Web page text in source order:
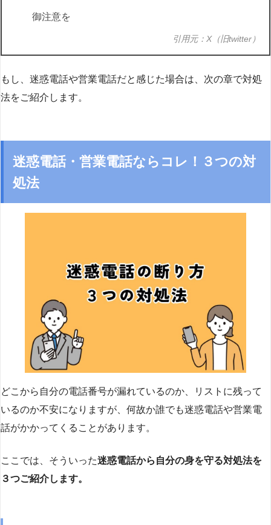
御注意を
引用元：X（旧twitter）
もし、迷惑電話や営業電話だと感じた場合は、次の章で対処
法をご紹介します。
迷惑電話・営業電話ならコレ！３つの対
処法
どこから自分の電話番号が漏れているのか、リストに残って
いるのか不安になりますが、何故か誰でも迷惑電話や営業電
話がかかってくることがあります。
ここでは、そういった迷惑電話から自分の身を守る対処法を
３つご紹介します。